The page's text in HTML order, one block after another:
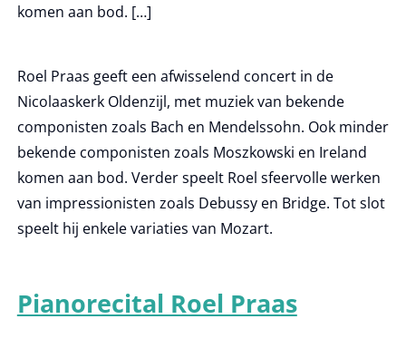
komen aan bod. […]
Roel Praas geeft een afwisselend concert in de
Nicolaaskerk Oldenzijl, met muziek van bekende
componisten zoals Bach en Mendelssohn. Ook minder
bekende componisten zoals Moszkowski en Ireland
komen aan bod. Verder speelt Roel sfeervolle werken
van impressionisten zoals Debussy en Bridge. Tot slot
speelt hij enkele variaties van Mozart.
Pianorecital Roel Praas